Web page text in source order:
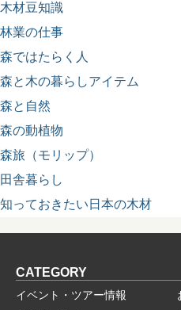
木材豆知識
林業の仕事
森ではたらく人
森と木の暮らしアイテム
森と自然
森の動植物
森旅（モリップ）
田舎暮らし
知っておきたい日本の木材
CATEGORY
イベント・ツアー情報